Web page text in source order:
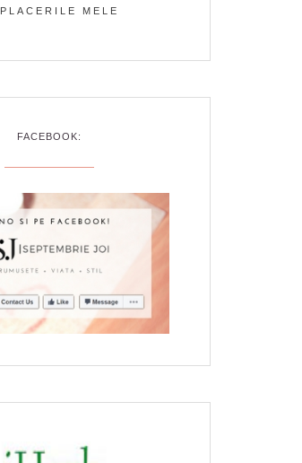
PLACERILE MELE
FACEBOOK: